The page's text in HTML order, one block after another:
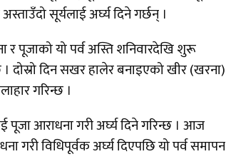
सूर्यलाई अर्घ्य दिने गर्छन् ।
र पूजाको यो पर्व अस्ति शनिवारदेखि शुरू
दोस्रो दिन सखर हालेर बनाइएको खीर (खरना)
गरिन्छ ।
पूजा आराधना गरी अर्घ्य दिने गरिन्छ । आज
गरी विधिपूर्वक अर्घ्य दिएपछि यो पर्व समापन